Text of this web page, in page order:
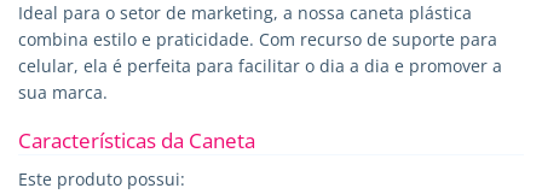
Ideal para o setor de marketing, a nossa caneta plástica
combina estilo e praticidade. Com recurso de suporte para
celular, ela é perfeita para facilitar o dia a dia e promover a
sua marca.
Características da Caneta
Este produto possui: